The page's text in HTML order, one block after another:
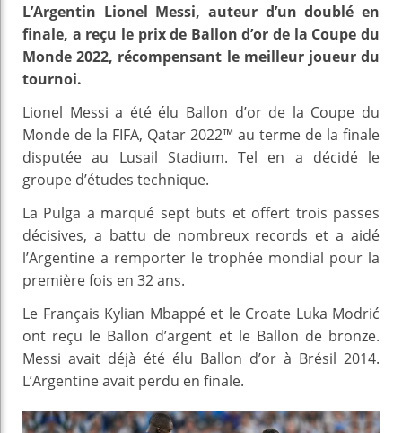
L’Argentin Lionel Messi, auteur d’un doublé en
finale, a reçu le prix de Ballon d’or de la Coupe du
Monde 2022, récompensant le meilleur joueur du
tournoi.
Lionel Messi a été élu Ballon d’or de la Coupe du
Monde de la FIFA, Qatar 2022™ au terme de la finale
disputée au Lusail Stadium. Tel en a décidé le
groupe d’études technique.
La Pulga a marqué sept buts et offert trois passes
décisives, a battu de nombreux records et a aidé
l’Argentine a remporter le trophée mondial pour la
première fois en 32 ans.
Le Français Kylian Mbappé et le Croate Luka Modrić
ont reçu le Ballon d’argent et le Ballon de bronze.
Messi avait déjà été élu Ballon d’or à Brésil 2014.
L’Argentine avait perdu en finale.